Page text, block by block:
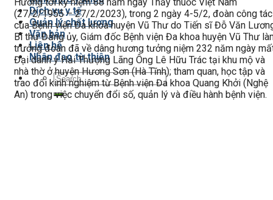
Dịch vụ y tế
Quản lý chất lượng
Văn bản
Liên hệ
Nhân đạo từ thiện
(27/2/1955 – 27/2/2023), trong 2 ngày 4-5/2, đoàn công tác
của Bệnh viện Đa khoa huyện Vũ Thư do Tiến sĩ Đỗ Văn
Bí thư Đảng ủy, Giám đốc Bệnh viện Đa khoa huyện Vũ Thư
trưởng đoàn đã về dâng hương tưởng niệm 232 năm ngày
Đại danh y Hải Thượng Lãng Ông Lê Hữu Trác tại khu mộ và
nhà thờ ở huyện Hương Sơn (Hà Tĩnh); tham quan, học tập và
trao đổi kinh nghiệm từ Bệnh viện Đa khoa Quang Khởi (Nghệ
An) trong việc chuyển đổi số, quản lý và điều hành bệnh viện.